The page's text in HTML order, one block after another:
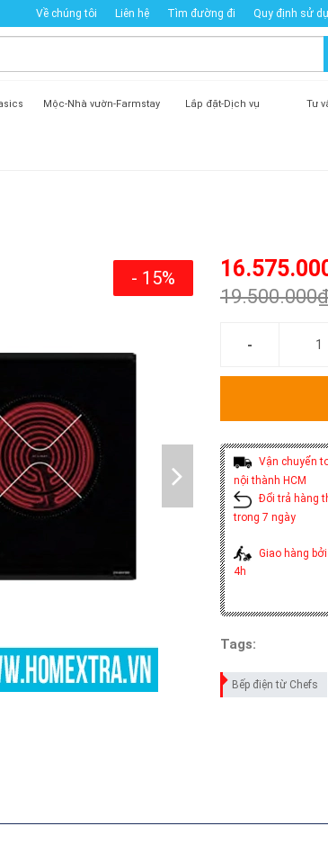
Về chúng tôi Liên hệ Tìm đường đi Quy định sử
Mộc-Nhà vườn-Farmstay Lắp đặt-Dịch vụ Tư
- 15%
19.500.000₫
Vận chuyển
nội thành HCM
Đổi trả hàng
trong 7 ngày
Giao hàng
4h
Tags:
Bếp điện từ Chefs